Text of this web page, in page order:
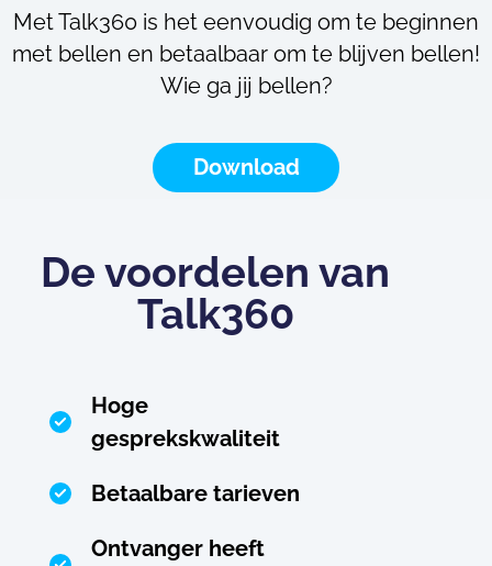
Met Talk360 is het eenvoudig om te beginnen
met bellen en betaalbaar om te blijven bellen!
Wie ga jij bellen?
Download
De voordelen van
Talk360
Hoge
gesprekskwaliteit
Betaalbare tarieven
Ontvanger heeft